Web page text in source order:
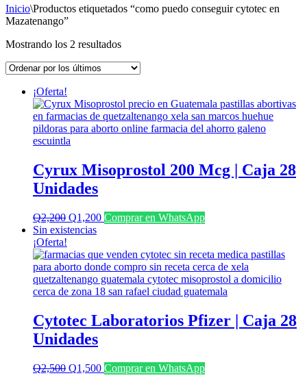
Inicio\Productos etiquetados “como puedo conseguir cytotec en
Mazatenango”
Mostrando los 2 resultadosOrdenado
los
¡Oferta!
Cyrux Misoprostol 200 Mcg | Caja 28
Unidades
Q2,200 El
precio
era:
Q2,200.
Q1,200El
es:
Q1,200.
Comprar en WhatsApp
Sin existencias
¡Oferta!
Cytotec Laboratorios Pfizer | Caja 28
Unidades
Q2,500 El
Q1,500ElComprar en WhatsApp